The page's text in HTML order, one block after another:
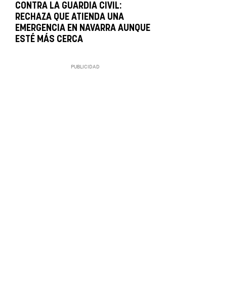
CONTRA LA GUARDIA CIVIL:
RECHAZA QUE ATIENDA UNA
EMERGENCIA EN NAVARRA AUNQUE
ESTÉ MÁS CERCA